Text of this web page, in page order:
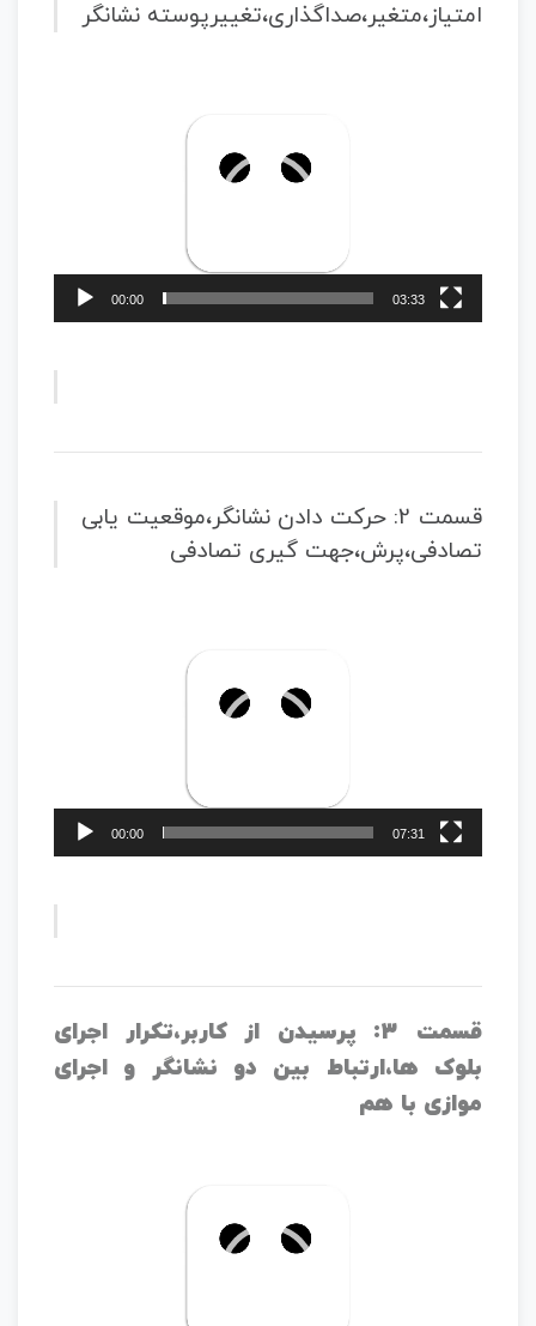
امتیاز،متغیر،صداگذاری،تغییرپوسته نشانگر
00:00 03:33
قسمت 2: حرکت دادن نشانگر،موقعیت یابی
تصادفی،پرش،جهت گیری تصادفی
00:00 07:31
قسمت 3: پرسیدن از کاربر،تکرار اجرای
بلوک ها،ارتباط بین دو نشانگر و اجرای
موازی با هم